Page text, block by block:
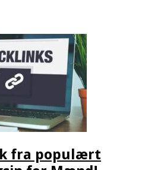
fra populært